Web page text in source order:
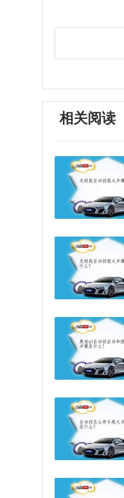
相关阅读